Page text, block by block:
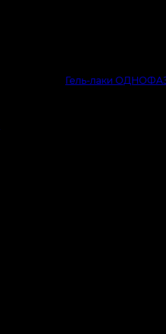
Гель-лаки